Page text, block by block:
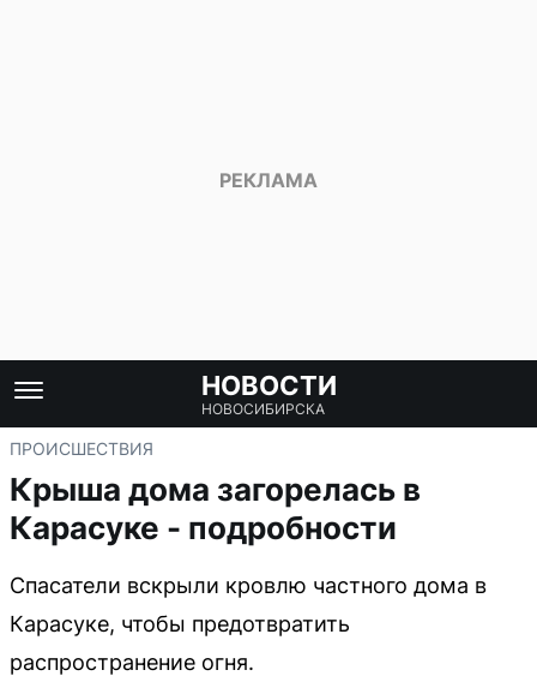
НОВОСТИ
НОВОСИБИРСКА
ПРОИСШЕСТВИЯ
Крыша дома загорелась в
Карасуке - подробности
Спасатели вскрыли кровлю частного дома в
Карасуке, чтобы предотвратить
распространение огня.